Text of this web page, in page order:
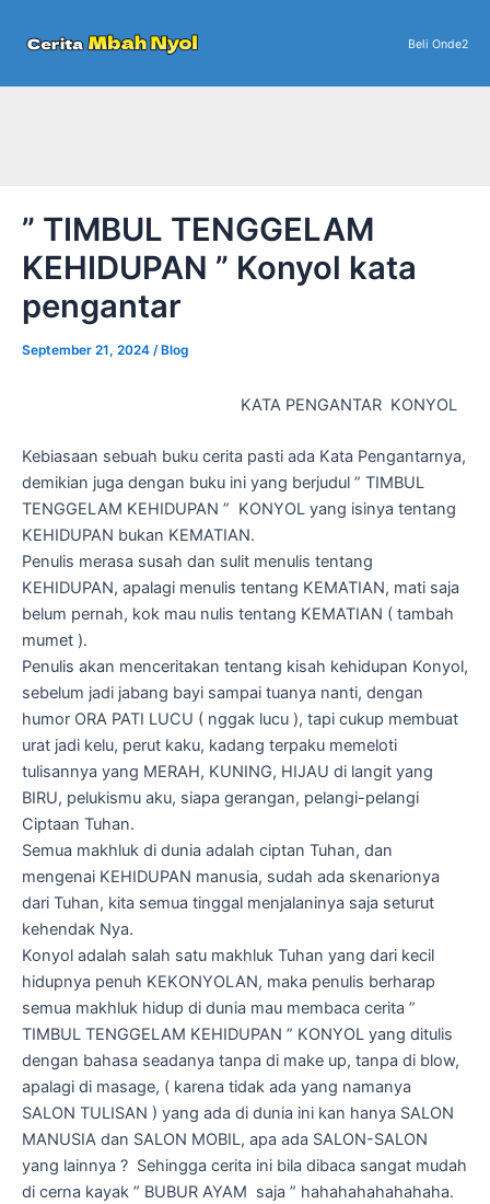
Beli Onde2
” TIMBUL TENGGELAM
KEHIDUPAN ” Konyol kata
pengantar
September 21, 2024 /Blog
KATA PENGANTAR KONYOL
Kebiasaan sebuah buku cerita pasti ada Kata Pengantarnya,
demikian juga dengan buku ini yang berjudul ” TIMBUL
TENGGELAM KEHIDUPAN ” KONYOL yang isinya tentang
KEHIDUPAN bukan KEMATIAN.
Penulis merasa susah dan sulit menulis tentang
KEHIDUPAN, apalagi menulis tentang KEMATIAN, mati saja
belum pernah, kok mau nulis tentang KEMATIAN ( tambah
mumet ).
Penulis akan menceritakan tentang kisah kehidupan Konyol,
sebelum jadi jabang bayi sampai tuanya nanti, dengan
humor ORA PATI LUCU ( nggak lucu ), tapi cukup membuat
urat jadi kelu, perut kaku, kadang terpaku memeloti
tulisannya yang MERAH, KUNING, HIJAU di langit yang
BIRU, pelukismu aku, siapa gerangan, pelangi-pelangi
Ciptaan Tuhan.
Semua makhluk di dunia adalah ciptan Tuhan, dan
mengenai KEHIDUPAN manusia, sudah ada skenarionya
dari Tuhan, kita semua tinggal menjalaninya saja seturut
kehendak Nya.
Konyol adalah salah satu makhluk Tuhan yang dari kecil
hidupnya penuh KEKONYOLAN, maka penulis berharap
semua makhluk hidup di dunia mau membaca cerita ”
TIMBUL TENGGELAM KEHIDUPAN ” KONYOL yang ditulis
dengan bahasa seadanya tanpa di make up, tanpa di blow,
apalagi di masage, ( karena tidak ada yang namanya
SALON TULISAN ) yang ada di dunia ini kan hanya SALON
MANUSIA dan SALON MOBIL, apa ada SALON-SALON
yang lainnya ? Sehingga cerita ini bila dibaca sangat mudah
di cerna kayak ” BUBUR AYAM saja ” hahahahahahahaha.